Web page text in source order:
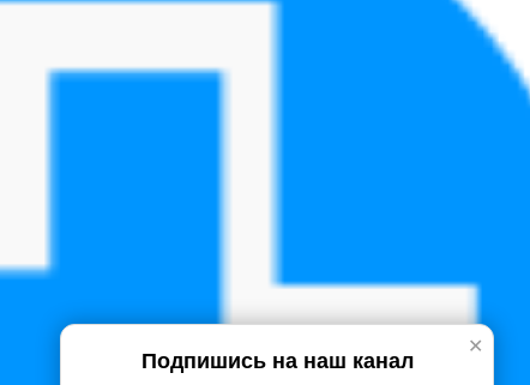
✕
Подпишись на наш канал